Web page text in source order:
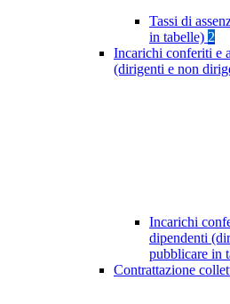
Tassi di
in tabelle) 2
Incarichi conferiti e
(dirigenti e non
Incarichi
dipendenti
pubblicare in
Contrattazione